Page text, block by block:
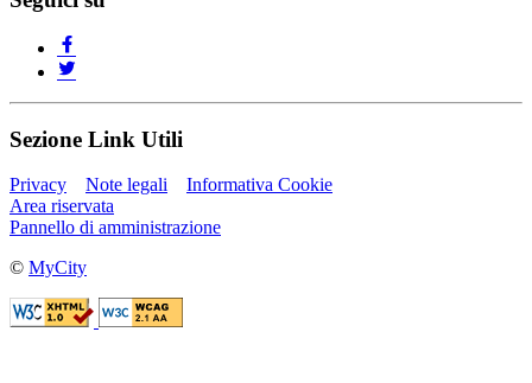
Sezione Link Utili
Privacy Note legali
Informativa Cookie
Area riservata
Pannello di amministrazione
© MyCity